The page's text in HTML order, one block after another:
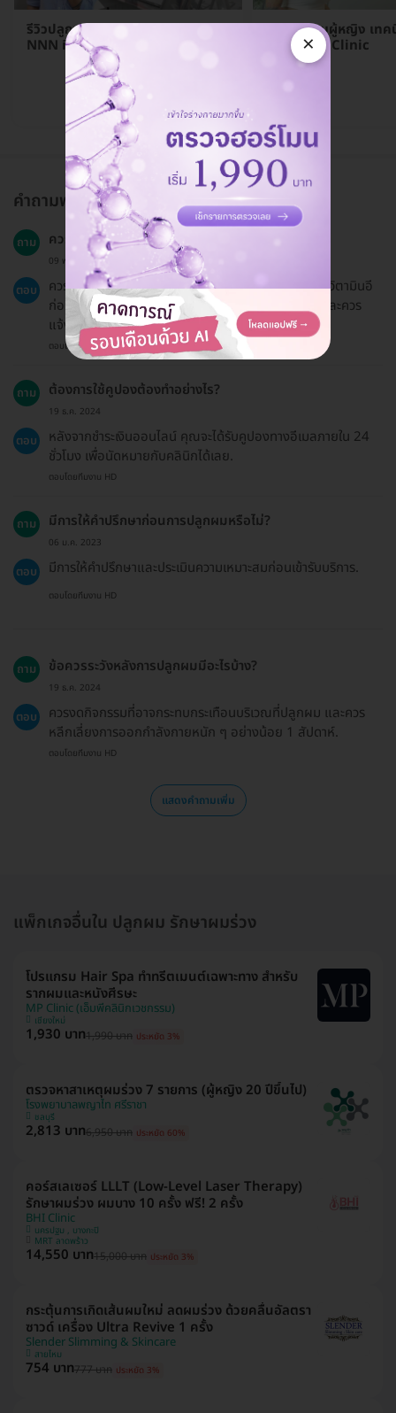
รีวิวปลูกหนวด เครา จอน เทคนิค
NNN ที่ Kesa Hair Clinic
อ่านรีวิว →
รีวิวปลูกผมผู้หญิง เท
Kesa Hair Clinic
คำถามพบบ่อย
ถาม ควรเตรียมตัวอย่างไรบ้างก่อนเข้ารับบริการ?
09 พ.ย. 2024
ตอบ
ควรงดรับประทานยาต้านเกล็ดเลือด เช่น แอสไพริน และวิตามินอี
ก่อนผ่าตัด 1 สัปดาห์ รวมถึงงดเครื่องดื่มแอลกอฮอล์และควร
แจ้งแพทย์เกี่ยวกับยาที่ใช้เป็นประจำ.
ตอบโดยทีมงาน HD
ถาม ต้องการใช้คูปองต้องทำอย่างไร?
19 ธ.ค. 2024
ตอบ
หลังจากชำระเงินออนไลน์ คุณจะได้รับคูปองทางอีเมลภายใน 24
ชั่วโมง เพื่อนัดหมายกับคลินิกได้เลย.
ตอบโดยทีมงาน HD
ถาม มีการให้คำปรึกษาก่อนการปลูกผมหรือไม่?
06 ม.ค. 2023
ตอบ มีการให้คำปรึกษาและประเมินความเหมาะสมก่อนเข้ารับบริการ.
ตอบโดยทีมงาน HD
ถาม ข้อควรระวังหลังการปลูกผมมีอะไรบ้าง?
19 ธ.ค. 2024
ตอบ
ควรงดกิจกรรมที่อาจกระทบกระเทือนบริเวณที่ปลูกผม และควร
หลีกเลี่ยงการออกกำลังกายหนัก ๆ อย่างน้อย 1 สัปดาห์.
ตอบโดยทีมงาน HD
แสดงคำถามเพิ่ม
แพ็กเกจอื่นใน ปลูกผม รักษาผมร่วง
โปรแกรม Hair Spa ทำทรีตเมนต์เฉพาะทาง สำหรับ
รากผมและหนังศีรษะ
MP Clinic (เอ็มพีคลินิกเวชกรรม)
เชียงใหม่
1,930 บาท1,990 บาท ประหยัด 3%
ตรวจหาสาเหตุผมร่วง 7 รายการ (ผู้หญิง 20 ปีขึ้นไป)
โรงพยาบาลพญาไท ศรีราชา
ชลบุรี
2,813 บาท6,950 บาท ประหยัด 60%
คอร์สเลเซอร์ LLLT (Low-Level Laser Therapy)
รักษาผมร่วง ผมบาง 10 ครั้ง ฟรี! 2 ครั้ง
BHI Clinic
นครปฐม , บางกะปิ
MRT ลาดพร้าว
14,550 บาท15,000 บาท ประหยัด 3%
กระตุ้นการเกิดเส้นผมใหม่ ลดผมร่วง ด้วยคลื่นอัลตรา
ซาวด์ เครื่อง Ultra Revive 1 ครั้ง
Slender Slimming & Skincare
สายไหม
754 บาท777 บาท ประหยัด 3%
×